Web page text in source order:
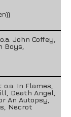
John Coffey,
Boys,
In Flames,
Death Angel,
An Autopsy,
Necrot